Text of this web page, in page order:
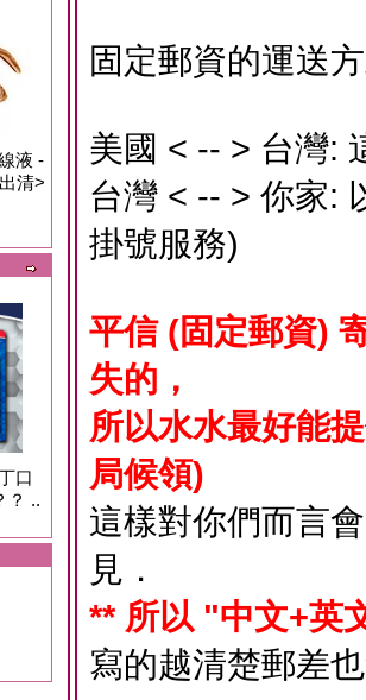
液 -
清>
口
？ ..
固定郵資的運送
美國 < -- > 台灣:
台灣 < -- > 你家:
掛號服務)
平信 (固定郵資)
失的，
所以水水最好能
局候領)
這樣對你們而言
見．
** 所以 "中文+英
寫的越清楚郵差